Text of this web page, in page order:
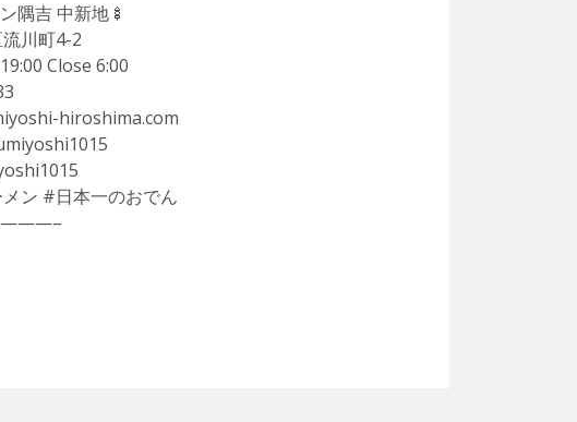
隅吉 中新地🍢
川町4-2
Close 6:00
hiroshima.com
ン #日本一のおでん